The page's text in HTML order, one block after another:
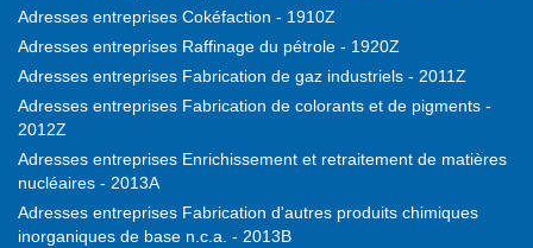
Adresses entreprises Cokéfaction - 1910Z
Adresses entreprises Raffinage du pétrole - 1920Z
Adresses entreprises Fabrication de gaz industriels - 2011Z
Adresses entreprises Fabrication de colorants et de pigments -
2012Z
Adresses entreprises Enrichissement et retraitement de matières
nucléaires - 2013A
Adresses entreprises Fabrication d'autres produits chimiques
inorganiques de base n.c.a. - 2013B